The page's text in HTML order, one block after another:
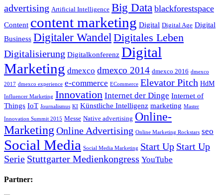
advertising Artificial Intelligence Big Data blackforestspace
Content content marketing Digital Digital Age Digital
Business Digitaler Wandel Digitales Leben
Digitalisierung Digitalkonferenz Digital
Marketing dmexco dmexco 2014 dmexco 2016 dmexco
2017 dmexco experience e-commerce ECommerce Elevator Pitch HdM
Influencer Marketing Innovation Internet der Dinge Internet of
Things IoT Journalismus KI Künstliche Intelligenz marketing Master
Innovation Summit 2015 Messe Native advertising Online-
Marketing Online Advertising Online Marketing Rockstars seo
Social Media Social Media Marketing Start Up Start Up
Serie Stuttgarter Medienkongress YouTube
Partner: